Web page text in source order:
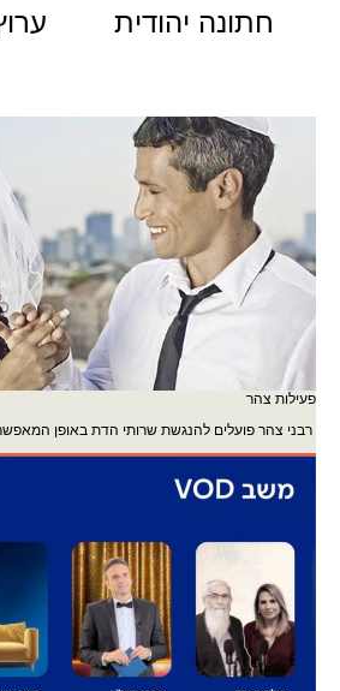
חתונה יהודית
פעילות צהר
רבני צהר פועלים להנגשת שרותי הדת באופן המאפשר